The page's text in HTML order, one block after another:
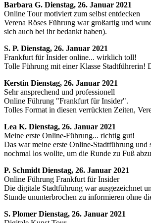
Barbara G. Dienstag, 26. Januar 2021
Online Tour motiviert zum selbst entdecken
Verena Röses Führung war großartig und
sich auch bei ihr bedankt haben).
S. P. Dienstag, 26. Januar 2021
Frankfurt für Insider online... wirklich toll!
Tolle Führung mit einer Klasse Stadtführerin!
Kerstin Dienstag, 26. Januar 2021
Sehr ansprechend und professionell
Online Führung "Frankfurt für Insider".
Tolles Format in diesen verrückten Zeiten,
Lea K. Dienstag, 26. Januar 2021
Meine erste Online-Führung... richtig gut!
Das war meine erste Online-Stadtführung
nochmal los wollte, um die Runde zu Fuß
P. Schmidt Dienstag, 26. Januar 2021
Online Führung Frankfurt für Insider
Die digitale Stadtführung war ausgezeichnet
Stunde ununterbrochen zu informieren ohne
S. Plomer Dienstag, 26. Januar 2021